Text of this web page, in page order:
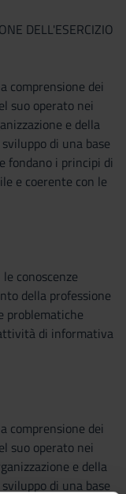
DELL'ESERCIZIO
comprensione dei
suo operato nei
e della
di una base
fondano i principi di
e coerente con le
conoscenze
della professione
problematiche
di informativa
comprensione dei
suo operato nei
e della
di una base